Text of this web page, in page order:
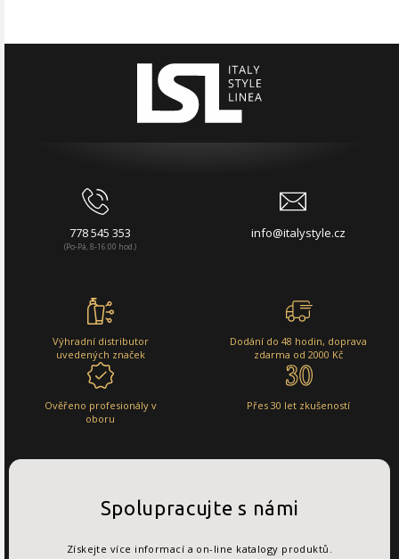
778 545 353
(Po-Pá, 8-16:00 hod.)
info@italystyle.cz
Výhradní distributor
uvedených značek
Dodání do 48 hodin, doprava
zdarma od 2000 Kč
Ověřeno profesionály v
oboru
Přes 30 let zkušeností
Spolupracujte s námi
Získejte více informací a on-line katalogy produktů.